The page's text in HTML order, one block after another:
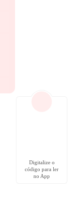
Digitalize o
código para ler
no App